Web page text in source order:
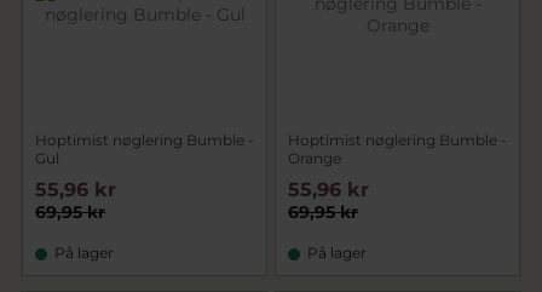
Hoptimist nøglering Bumble -
Gul
69,95 kr
55,96 kr
På lager
Hoptimist nøglering Bumble -
Orange
69,95 kr
55,96 kr
På lager